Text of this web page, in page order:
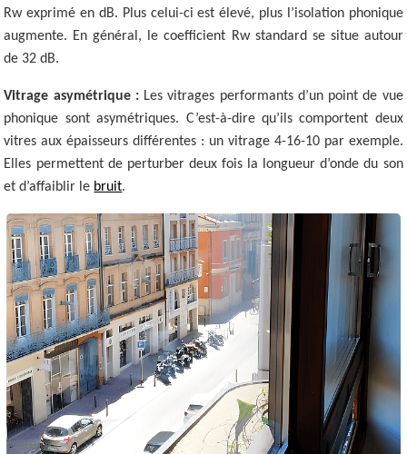
Rw exprimé en dB. Plus celui-ci est élevé, plus l’isolation phonique
augmente. En général, le coefficient Rw standard se situe autour
de 32 dB.
Vitrage asymétrique :Les vitrages performants d’un point de vue
phonique sont asymétriques. C’est-à-dire qu’ils comportent deux
vitres aux épaisseurs différentes : un vitrage 4-16-10 par exemple.
Elles permettent de perturber deux fois la longueur d’onde du son
et d’affaiblir le bruit.